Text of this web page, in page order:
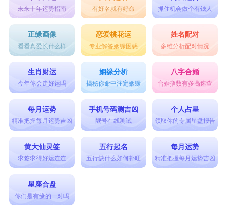
未来十年运势指南 有好名就有好命 抓住机会做个有钱人
正缘画像
看看真爱长什么样
恋爱桃花运
专业解答姻缘困惑
姓名配对
多维分析配对情况
生肖财运
今年你会走好运吗
姻缘分析
揭秘你命中注定姻缘
八字合婚
合婚指数有多高速查
每月运势
精准把握每月运势吉凶
手机号码测吉凶
靓号在线测试
个人占星
领取你的专属星盘报告
黄大仙灵签
求签求得好运连连
五行起名
五行缺什么如何补旺
每月运势
精准把握每月运势吉凶
星座合盘
你们是有缘的一对吗